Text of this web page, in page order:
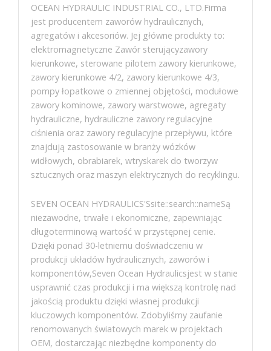
OCEAN HYDRAULIC INDUSTRIAL CO., LTD.Firma
jest producentem zaworów hydraulicznych,
agregatów i akcesoriów. Jej główne produkty to:
elektromagnetyczne Zawór sterującyzawory
kierunkowe, sterowane pilotem zawory kierunkowe,
zawory kierunkowe 4/2, zawory kierunkowe 4/3,
pompy łopatkowe o zmiennej objętości, modułowe
zawory kominowe, zawory warstwowe, agregaty
hydrauliczne, hydrauliczne zawory regulacyjne
ciśnienia oraz zawory regulacyjne przepływu, które
znajdują zastosowanie w branży wózków
widłowych, obrabiarek, wtryskarek do tworzyw
sztucznych oraz maszyn elektrycznych do recyklingu.
SEVEN OCEAN HYDRAULICS'Ssite::search::nameSą
niezawodne, trwałe i ekonomiczne, zapewniając
długoterminową wartość w przystępnej cenie.
Dzięki ponad 30-letniemu doświadczeniu w
produkcji układów hydraulicznych, zaworów i
komponentów,Seven Ocean Hydraulicsjest w stanie
usprawnić czas produkcji i ma większą kontrolę nad
jakością produktu dzięki własnej produkcji
kluczowych komponentów. Zdobyliśmy zaufanie
renomowanych światowych marek w projektach
OEM, dostarczając niezbędne komponenty do